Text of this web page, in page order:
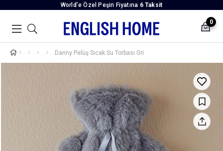
World’e Özel Peşin Fiyatına 6 Taksit
0
Danny Pelüş Sıcak Su Torbası Gri